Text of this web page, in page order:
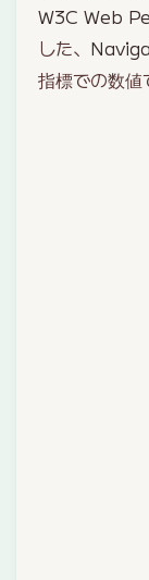
W3C Web
した、
指標での数値